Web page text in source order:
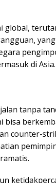
di Asia.
tanpa
bisa
counter-